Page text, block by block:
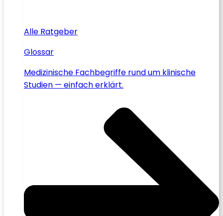
Alle Ratgeber
Glossar
Medizinische Fachbegriffe rund um klinische
Studien — einfach erklärt.